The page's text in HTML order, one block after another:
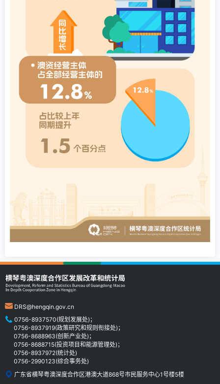
DRS@hengqin.gov.cn
0756-8937570(规划发展处)；
0756-8937919(政策研究和规则衔接处)；
0756-8688963(创新产业处)；
0756-8688715(投资项目和能源管理处)；
0756-8937972(统计处)
0756-2990123(综合事务处)
广东省横琴粤澳深度合作区港澳大道868号市民服务中心1号楼5楼